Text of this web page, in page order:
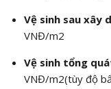
Vệ sinh sau xây
VNĐ/m2
Vệ sinh tổng
VNĐ/m2(tùy độ